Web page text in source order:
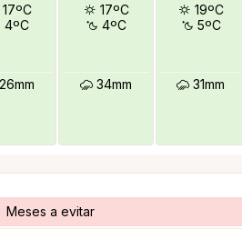
17ºC
4ºC
17ºC
4ºC
34mm
19ºC
5ºC
31mm
Meses a evitar